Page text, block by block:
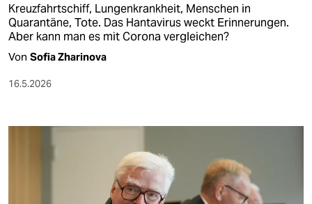
Kreuzfahrtschiff, Lungenkrankheit, Menschen in
Quarantäne, Tote. Das Hantavirus weckt Erinnerungen.
Aber kann man es mit Corona vergleichen?
Von Sofia Zharinova
16.5.2026